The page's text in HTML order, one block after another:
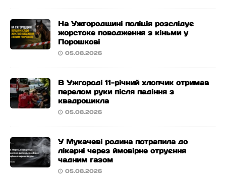
На Ужгородщині поліція розслідує
жорстоке поводження з кіньми у
Порошкові
05.08.2026
В Ужгороді 11-річний хлопчик отримав
перелом руки після падіння з
квадроцикла
05.08.2026
У Мукачеві родина потрапила до
лікарні через ймовірне отруєння
чадним газом
05.08.2026